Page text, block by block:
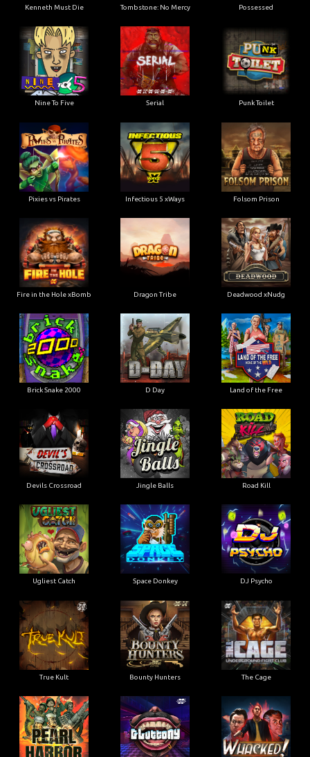
Kenneth Must Die Tombstone: No Mercy Possessed
Nine To Five Serial Punk Toilet
Pixies vs Pirates Infectious 5 xWays Folsom Prison
Fire in the Hole xBomb Dragon Tribe Deadwood xNudg
Brick Snake 2000 D Day Land of the Free
Devils Crossroad Jingle Balls Road Kill
Ugliest Catch Space Donkey DJ Psycho
True Kult Bounty Hunters The Cage